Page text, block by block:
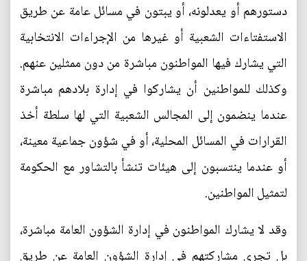
دستورهم أو يعدلونه، أو يبتون في مسائل عامة عن طريق
الاستفتاءات الشعبية أو غيرها من الإجراءات الانتخابية
التي يشارك فيها المواطنون مباشرة من دون ممثلين عنهم.
وكذلك للمواطنين أن يشاركوا في إدارة بلادهم مباشرة
عندما ينضمون إلى المجالس الشعبية التي لها سلطة أخذ
القرارات في المسائل المحلية، أو في شؤون جماعية معينة،
أو عندما ينتسبون إلى هيئات تنشأ بالتشاور مع الحكومة
لتمثيل المواطنين.
وقد لا يشارك المواطنون في إدارة الشؤون العامة مباشرة،